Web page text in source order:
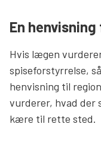
En
Hvis lægen
spiseforstyrrelse,
henvisning til
vurderer, hvad der
kære til rette sted.